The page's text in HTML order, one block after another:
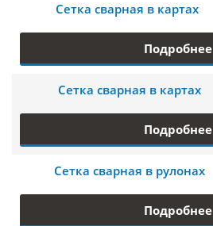
Сетка сварная в картах
Подробнее
Сетка сварная в картах
Подробнее
Сетка сварная в рулонах
Подробнее